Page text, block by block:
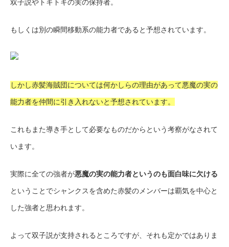
双子説やトキトキの実の保持者。
もしくは別の瞬間移動系の能力者であると予想されています。
しかし赤髪海賊団については何かしらの理由があって悪魔の実の
能力者を仲間に引き入れないと予想されています。
これもまた導き手として必要なものだからという考察がなされて
います。
実際に全ての強者が悪魔の実の能力者というのも面白味に欠ける
ということでシャンクスを含めた赤髪のメンバーは覇気を中心と
した強者と思われます。
よって双子説が支持されるところですが、それも定かではありま